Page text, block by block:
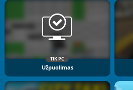
TIK PC
Užpuolimas